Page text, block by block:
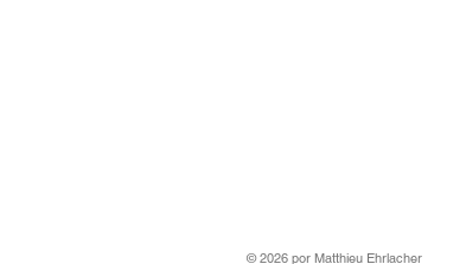
© 2026 por Matthieu Ehrlacher